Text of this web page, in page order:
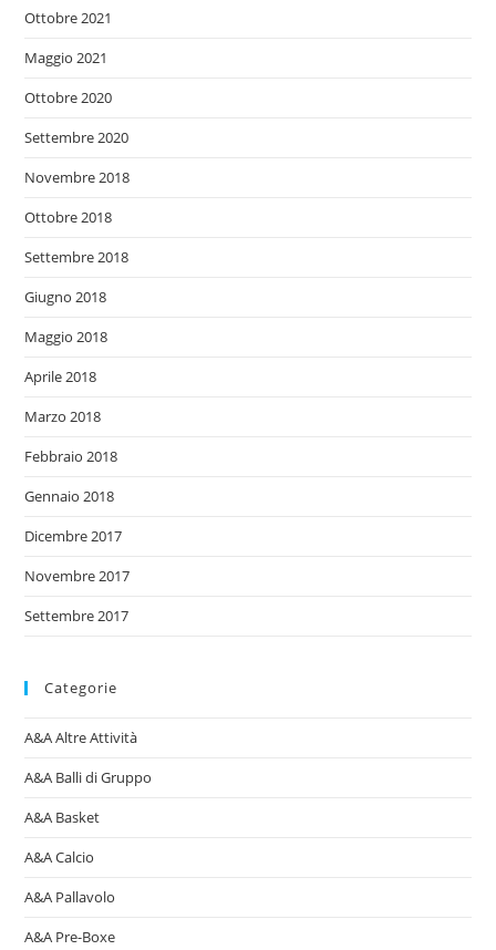
Ottobre 2021
Maggio 2021
Ottobre 2020
Settembre 2020
Novembre 2018
Ottobre 2018
Settembre 2018
Giugno 2018
Maggio 2018
Aprile 2018
Marzo 2018
Febbraio 2018
Gennaio 2018
Dicembre 2017
Novembre 2017
Settembre 2017
Categorie
A&A Altre Attività
A&A Balli di Gruppo
A&A Basket
A&A Calcio
A&A Pallavolo
A&A Pre-Boxe